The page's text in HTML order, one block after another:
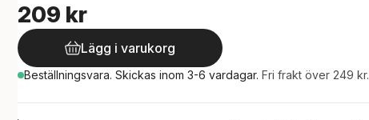
209 kr
Lägg i varukorg
Beställningsvara. Skickas inom 3-6 vardagar. Fri frakt över 249 kr.